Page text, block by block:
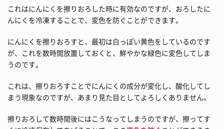
これはにんにくを擦りおろした時に有効なのですが、おろしたに
んにくを冷凍することで、変色を防ぐことができます。
にんにくを擦りおろすと、最初は白っぽい黄色をしているのです
が、これを数時間放置しておくと、鮮やかな緑色に変色してしま
うのです。
これは、擦りおろすことでにんにくの成分が変化し、酸化してし
まう現象なのですが、あまり見た目としてよろしくありません。
擦りおろして数時間後にはこうなってしまうのですが、擦ってす